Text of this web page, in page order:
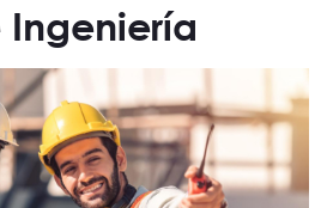
Ingeniería